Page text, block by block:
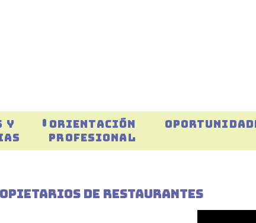
Y
ORIENTACIÓN
PROFESIONAL
DE RESTAURANTES